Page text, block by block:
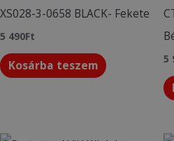
XS028-3-0658 BLACK- Fekete
5 490Ft
Kosárba teszem 5